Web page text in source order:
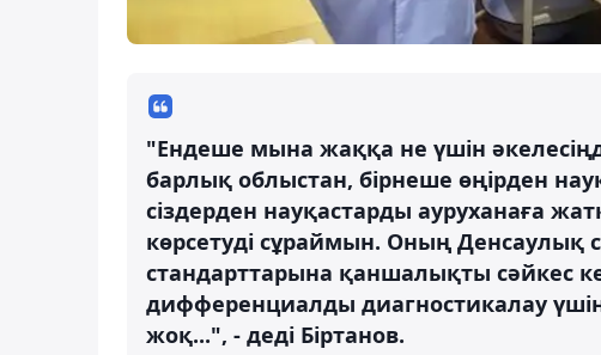
"Ендеше мына жаққа не үшін
барлық облыстан, бірнеше өңірден
сіздерден науқастарды ауруханаға
көрсетуді сұраймын. Оның Денсаулық
стандарттарына қаншалықты сәйкес
дифференциалды диагностикалау
жоқ...", - деді Біртанов.